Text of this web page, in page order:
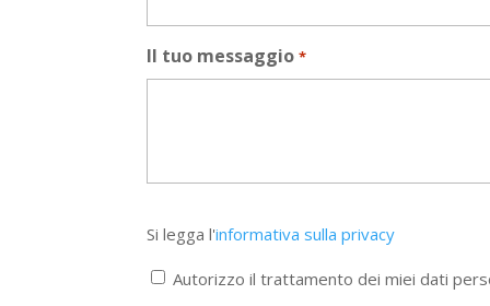
Il tuo messaggio *
legga
l'informativa
Si legga l'informativa sulla privacy
Autorizzo il trattamento dei miei dati